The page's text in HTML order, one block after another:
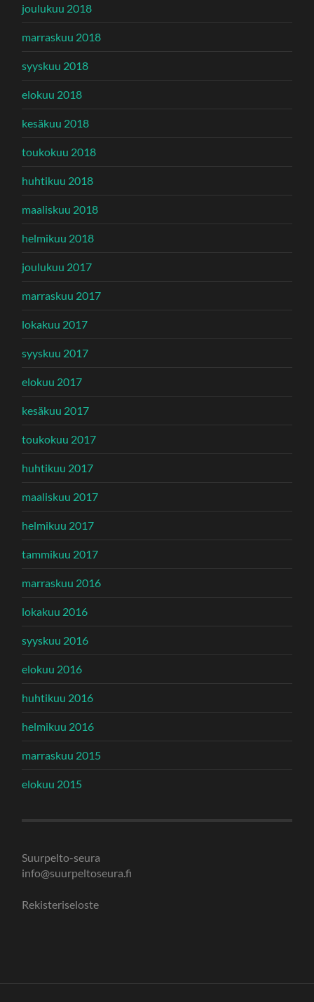
joulukuu 2018
marraskuu 2018
syyskuu 2018
elokuu 2018
kesäkuu 2018
toukokuu 2018
huhtikuu 2018
maaliskuu 2018
helmikuu 2018
joulukuu 2017
marraskuu 2017
lokakuu 2017
syyskuu 2017
elokuu 2017
kesäkuu 2017
toukokuu 2017
huhtikuu 2017
maaliskuu 2017
helmikuu 2017
tammikuu 2017
marraskuu 2016
lokakuu 2016
syyskuu 2016
elokuu 2016
huhtikuu 2016
helmikuu 2016
marraskuu 2015
elokuu 2015
Suurpelto-seura
info@suurpeltoseura.fi
Rekisteriseloste